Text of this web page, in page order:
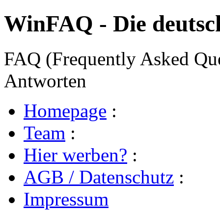
WinFAQ - Die
FAQ (Frequently Asked
Antworten
Homepage :
Team :
Hier werben? :
AGB / Datenschutz :
Impressum